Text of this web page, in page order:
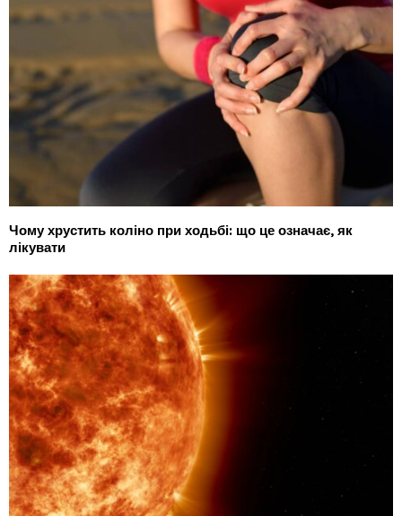
Чому хрустить коліно при ходьбі: що це означає, як
лікувати